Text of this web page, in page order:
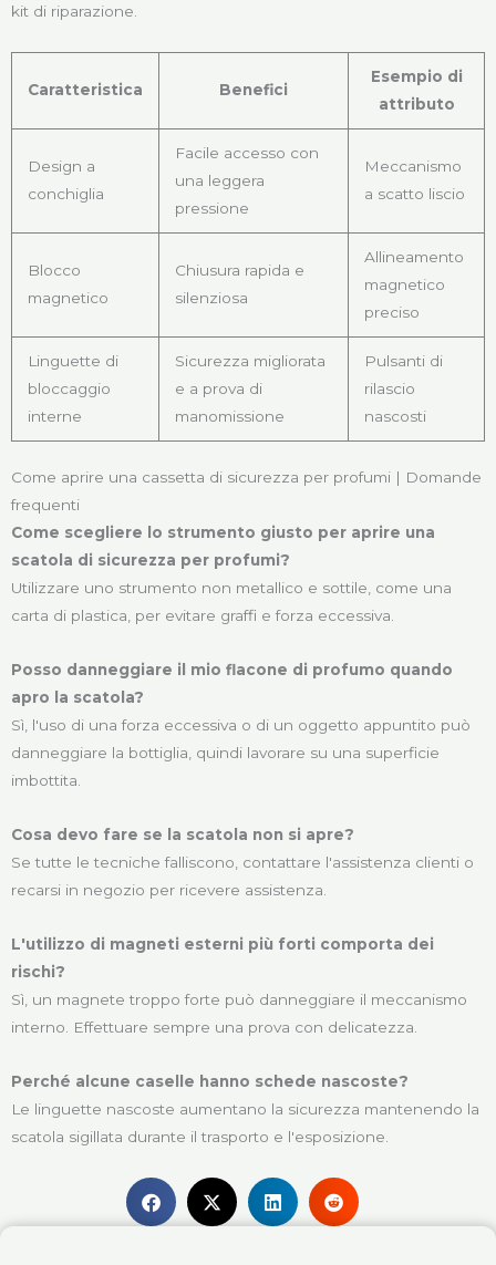
kit di riparazione.
Caratteristica Benefici
Esempio di
attributo
Design a
conchiglia
Facile accesso con
una leggera
pressione
Meccanismo
a scatto liscio
Blocco
magnetico
Chiusura rapida e
silenziosa
Allineamento
magnetico
preciso
Linguette di
bloccaggio
interne
Sicurezza migliorata
e a prova di
manomissione
Pulsanti di
rilascio
nascosti
Come aprire una cassetta di sicurezza per profumi | Domande
frequenti
Come scegliere lo strumento giusto per aprire una
scatola di sicurezza per profumi?
Utilizzare uno strumento non metallico e sottile, come una
carta di plastica, per evitare graffi e forza eccessiva.
Posso danneggiare il mio flacone di profumo quando
apro la scatola?
Sì, l'uso di una forza eccessiva o di un oggetto appuntito può
danneggiare la bottiglia, quindi lavorare su una superficie
imbottita.
Cosa devo fare se la scatola non si apre?
Se tutte le tecniche falliscono, contattare l'assistenza clienti o
recarsi in negozio per ricevere assistenza.
L'utilizzo di magneti esterni più forti comporta dei
rischi?
Sì, un magnete troppo forte può danneggiare il meccanismo
interno. Effettuare sempre una prova con delicatezza.
Perché alcune caselle hanno schede nascoste?
Le linguette nascoste aumentano la sicurezza mantenendo la
scatola sigillata durante il trasporto e l'esposizione.